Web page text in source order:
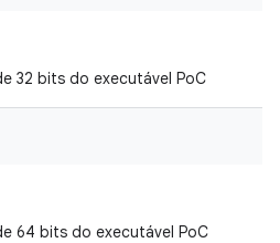
32 bits do executável PoC
64 bits do executável PoC